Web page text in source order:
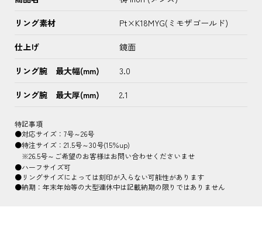
リング素材 Pt×K18MYG(ミモザゴールド)
仕上げ 鏡面
リング腕 最大幅(mm) 3.0
リング腕 最大厚(mm) 2.1
特記事項
●対応サイズ：7号～26号
●特注サイズ：21.5号～30号(15％up)
※26.5号～ご希望のお客様はお問い合わせくださいませ
●ハーフサイズ可
●リングサイズによっては刻印が入らない可能性があります
●納期：年末年始等の大型連休中は記載納期の限りではありません